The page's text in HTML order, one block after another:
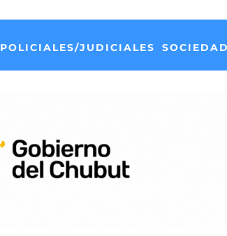
POLICIALES/JUDICIALES SOCIEDAD